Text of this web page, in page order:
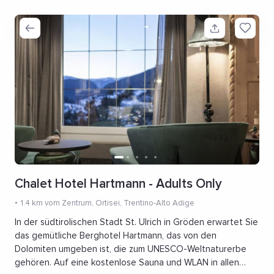
Chalet Hotel Hartmann - Adults Only
1.4 km vom Zentrum, Ortisei, Trentino-Alto Adige
In der südtirolischen Stadt St. Ulrich in Gröden erwartet Sie
das gemütliche Berghotel Hartmann, das von den
Dolomiten umgeben ist, die zum UNESCO-Weltnaturerbe
gehören. Auf eine kostenlose Sauna und WLAN in allen